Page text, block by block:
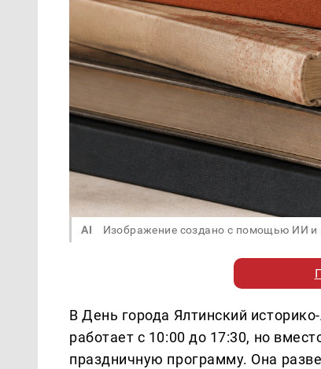
AI Изображение создано с помощью ИИ и
В День города Ялтинский
работает с 10:00 до 17:30, но
праздничную программу. Она